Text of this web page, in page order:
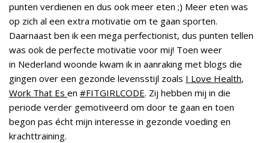
punten verdienen en dus ook meer eten ;) Meer eten was
op zich al een extra motivatie om te gaan sporten.
Daarnaast ben ik een mega perfectionist, dus punten tellen
was ook de perfecte motivatie voor mij! Toen weer
in Nederland woonde kwam ik in aanraking met blogs die
gingen over een gezonde levensstijl zoals I Love Health,
Work That Es en #FITGIRLCODE. Zij hebben mij in die
periode verder gemotiveerd om door te gaan en toen
begon pas écht mijn interesse in gezonde voeding en
krachttraining.